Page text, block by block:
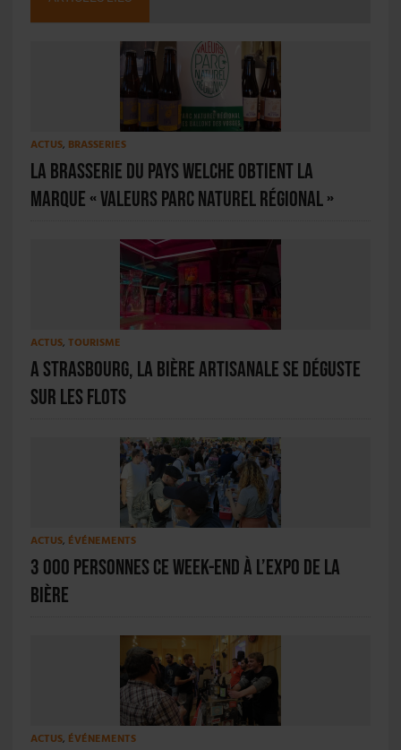
ACTUS, BRASSERIES
La Brasserie du Pays Welche obtient la
marque « Valeurs Parc naturel régional »
ACTUS, TOURISME
A Strasbourg, la bière artisanale se déguste
sur les flots
ACTUS, ÉVÉNEMENTS
3 000 personnes ce week-end à l’Expo de la
Bière
ACTUS, ÉVÉNEMENTS